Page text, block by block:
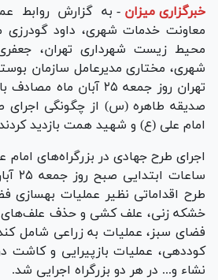
خبرگزاری میزان - به گزارش روابط
معاونت خدمات شهری، داود
محیط زیست شهرداری تهران،
شهری، مختاری مدیرعامل سازمان
تهران روز جمعه ۲۵ آبان
صدیقه طاهره (س) از چگونگی اجرای
امام علی (ع) و شهید همت بازدید
اجرای طرح جهادی در بزرگراه‌های
طرح اقداماتی نظیر عملیات
خشکه زنی، علف کشی و حذف علف‌های
فضای سبز، عملیات به زراعی شامل
کوددهی، عملیات بازپیرایی و
نشاء و... در هر دو بزرگراه اجرایی شد.